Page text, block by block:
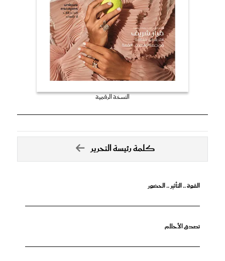
النسخة الرقمية
كلمة رئيسة التحرير
القوة .. التأثير .. الحضور
تصدق الأحلام